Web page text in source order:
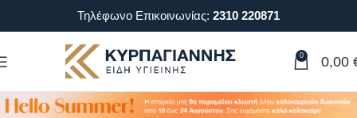
Τηλέφωνο Επικοινωνίας: 2310 220871
0 0,00